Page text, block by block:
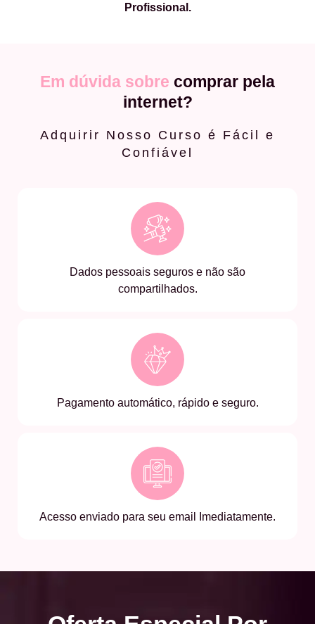
Profissional.
Em dúvida sobre comprar pela
internet?
Adquirir Nosso Curso é Fácil e
Confiável
Dados pessoais seguros e não são
compartilhados.
Pagamento automático, rápido e seguro.
Acesso enviado para seu email Imediatamente.